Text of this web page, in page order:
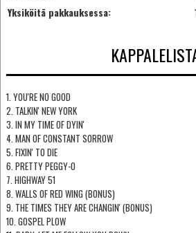
Yksiköitä pakkauksessa:
1. YOU'RE NO GOOD
2. TALKIN' NEW YORK
3. IN MY TIME OF DYIN'
4. MAN OF CONSTANT SORROW
5. FIXIN' TO DIE
6. PRETTY PEGGY-O
7. HIGHWAY 51
8. WALLS OF RED WING (BONUS)
9. THE TIMES THEY ARE CHANGIN' (BONUS)
10. GOSPEL PLOW